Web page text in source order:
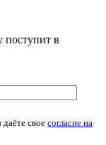
поступит в
своесогласие на